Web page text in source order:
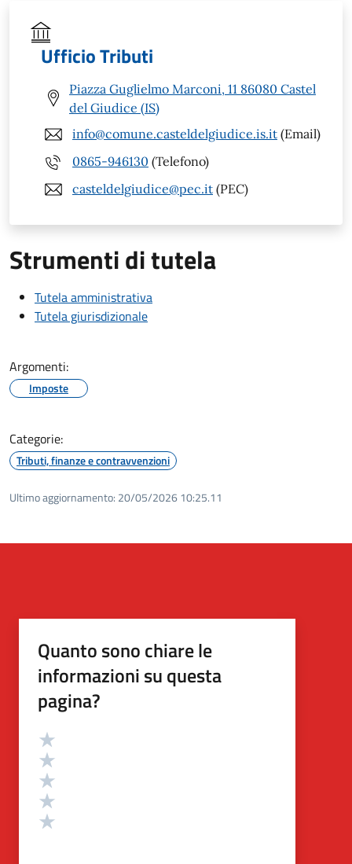
Ufficio Tributi
Piazza Guglielmo Marconi, 11 86080 Castel
del Giudice (IS)
info@comune.casteldelgiudice.is.it (Email)
0865-946130 (Telefono)
casteldelgiudice@pec.it (PEC)
Strumenti di tutela
Tutela amministrativa
Tutela giurisdizionale
Argomenti:
Imposte
Categorie:
Tributi, finanze e contravvenzioni
Ultimo aggiornamento: 20/05/2026 10:25.11
Quanto sono chiare le
informazioni su questa
pagina?
Valutazione